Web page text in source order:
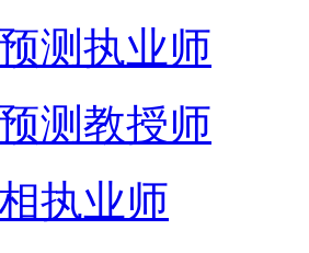
测执业师
测教授师
执业师